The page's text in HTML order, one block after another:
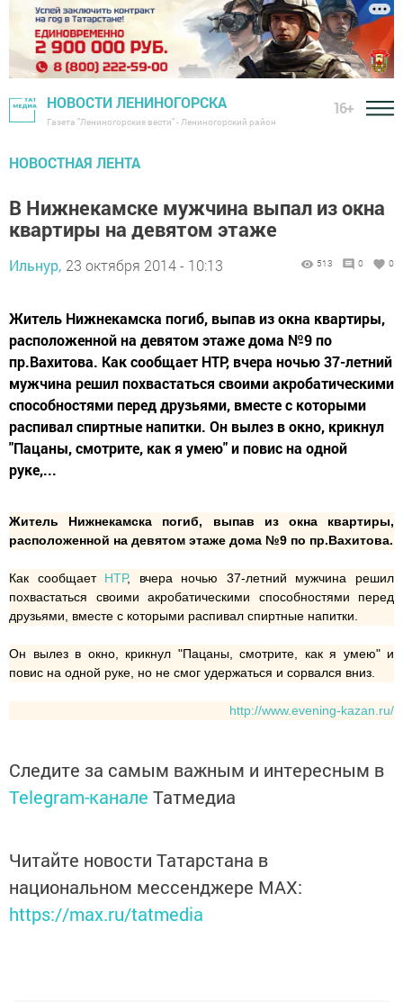
НОВОСТИ ЛЕНИНОГОРСКА
Газета "Лениногорские вести" - Лениногорский район
16+
НОВОСТНАЯ ЛЕНТА
В Нижнекамске мужчина выпал из окна
квартиры на девятом этаже
Ильнур, 23 октября 2014 - 10:13 513 0 0
Житель Нижнекамска погиб, выпав из окна квартиры,
расположенной на девятом этаже дома №9 по
пр.Вахитова. Как сообщает НТР, вчера ночью 37-летний
мужчина решил похвастаться своими акробатическими
способностями перед друзьями, вместе с которыми
распивал спиртные напитки. Он вылез в окно, крикнул
"Пацаны, смотрите, как я умею" и повис на одной
руке,...
Житель Нижнекамска погиб, выпав из окна квартиры,
расположенной на девятом этаже дома №9 по пр.Вахитова.
Как сообщает НТР, вчера ночью 37-летний мужчина решил
похвастаться своими акробатическими способностями перед
друзьями, вместе с которыми распивал спиртные напитки.
Он вылез в окно, крикнул "Пацаны, смотрите, как я умею" и
повис на одной руке, но не смог удержаться и сорвался вниз.
http://www.evening-kazan.ru/
Следите за самым важным и интересным в
Telegram-канале Татмедиа
Читайте новости Татарстана в
национальном мессенджере MАХ:
https://max.ru/tatmedia